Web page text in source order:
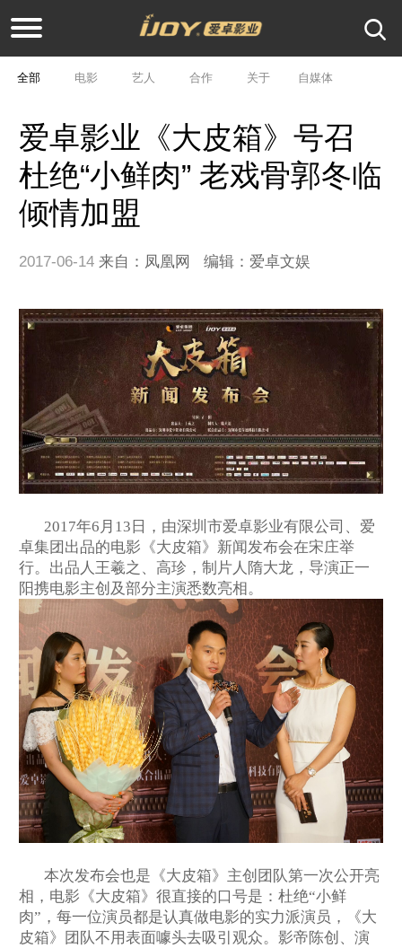
全部 电影 艺人 合作 关于 自媒体
爱卓影业《大皮箱》号召
杜绝“小鲜肉” 老戏骨郭冬临
倾情加盟
2017-06-14 来自： 凤凰网 编辑：爱卓文娱
2017年6月13日，由深圳市爱卓影业有限公司、爱
卓集团出品的电影《大皮箱》新闻发布会在宋庄举
行。出品人王羲之、高珍，制片人隋大龙，导演正一
阳携电影主创及部分主演悉数亮相。
本次发布会也是《大皮箱》主创团队第一次公开亮
相，电影《大皮箱》很直接的口号是：杜绝“小鲜
肉”，每一位演员都是认真做电影的实力派演员，《大
皮箱》团队不用表面噱头去吸引观众。影帝陈创、演